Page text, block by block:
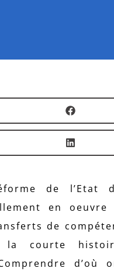
de l’Etat
en oeuvre
de
la courte
d’où